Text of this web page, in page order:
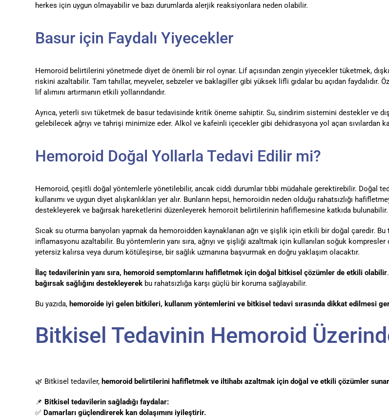
herkes için uygun olmayabilir ve bazı durumlarda alerjik reaksiyonlara neden olabilir.
Basur için Faydalı Yiyecekler
Hemoroid belirtilerini yönetmede diyet de önemli bir rol oynar. Lif açısından zengin yiyecekler tüketmek,
riskini azaltabilir. Tam tahıllar, meyveler, sebzeler ve baklagiller gibi yüksek lifli gıdalar bu açıdan
lif alımını artırmanın etkili yollarındandır.
Ayrıca, yeterli sıvı tüketmek de basur tedavisinde kritik öneme sahiptir. Su, sindirim sistemini destekler ve
gelebilecek ağrıyı ve tahrişi minimize eder. Alkol ve kafeinli içecekler gibi dehidrasyona yol açan
Hemoroid Doğal Yollarla Tedavi Edilir mi?
Hemoroid, çeşitli doğal yöntemlerle yönetilebilir, ancak ciddi durumlar tıbbi müdahale gerektirebilir. Doğal
kullanımı ve uygun diyet alışkanlıkları yer alır. Bunların hepsi, hemoroidin neden olduğu rahatsızlığı
destekleyerek ve bağırsak hareketlerini düzenleyerek hemoroit belirtilerinin hafiflemesine katkıda bulunabilir.
Sıcak su oturma banyoları yapmak da hemoroidden kaynaklanan ağrı ve şişlik için etkili bir doğal çaredir. Bu
inflamasyonu azaltabilir. Bu yöntemlerin yanı sıra, ağrıyı ve şişliği azaltmak için kullanılan soğuk
yetersiz kalırsa veya durum kötüleşirse, bir sağlık uzmanına başvurmak en doğru yaklaşım olacaktır.
İlaç tedavilerinin yanı sıra, hemoroid semptomlarını hafifletmek için doğal bitkisel çözümler de etkili olabilir
bağırsak sağlığını destekleyerek bu rahatsızlığa karşı güçlü bir koruma sağlayabilir.
Bu yazıda, hemoroide iyi gelen bitkileri, kullanım yöntemlerini ve bitkisel tedavi sırasında dikkat edilmesi
Bitkisel Tedavinin Hemoroid
🌿 Bitkisel tedaviler, hemoroid belirtilerini hafifletmek ve iltihabı azaltmak için doğal ve etkili çözümler sunar
📌 Bitkisel tedavilerin sağladığı faydalar:
✅ Damarları güçlendirerek kan dolaşımını iyileştirir.